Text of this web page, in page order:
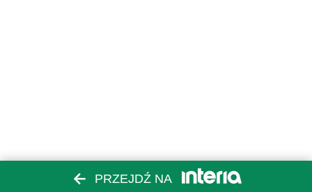
PRZEJDŹ NA